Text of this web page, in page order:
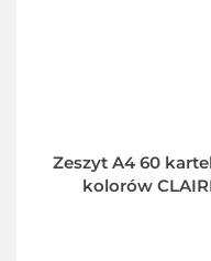
Zeszyt A4 60
kolorów